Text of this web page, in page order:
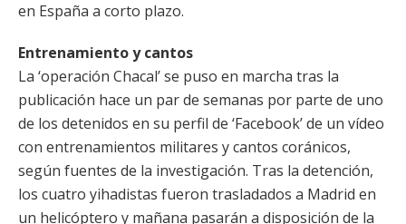
en España a corto plazo.
Entrenamiento y cantos
La ‘operación Chacal’ se puso en marcha tras la
publicación hace un par de semanas por parte de uno
de los detenidos en su perfil de ‘Facebook’ de un vídeo
con entrenamientos militares y cantos coránicos,
según fuentes de la investigación. Tras la detención,
los cuatro yihadistas fueron trasladados a Madrid en
un helicóptero y mañana pasarán a disposición de la